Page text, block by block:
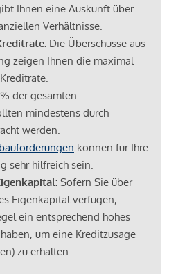
Ihnen eine Auskunft über
Verhältnisse.
Die Überschüsse aus
zeigen Ihnen die maximal
der gesamten
mindestens durch
werden.
können für Ihre
sehr hilfreich sein.
Sofern Sie über
Eigenkapital verfügen,
ein entsprechend hohes
um eine Kreditzusage
zu erhalten.